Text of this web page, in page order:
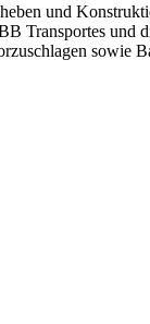
und
Transportes
sowie